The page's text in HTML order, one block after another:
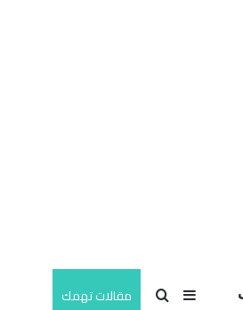
إضافة عمود جانبي
بحث عنمقالات تهمك